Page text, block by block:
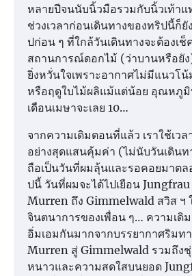
หลายปีจนนับนิ้วมือรวมกับนิ้วเท้า
ช่วงเวลาก่อนเดินทางของทริปนี้ก็
ปก่อน ๆ ที่ใกล้วันเดินทางจะต้องเ
สถานการณ์ดอกไม้ (ว่าบานหรือยัง
ยิ่งหวั่นใจเพราะอากาศไม่มีแนวโ
หรือฤดูใบไม้ผลิแม้แต่น้อย อุณหภู
เดือนเมษาจะเลย 10…
จากความเดิมตอนที่แล้ว เราใช้เว
อย่างสุดแสนคุ้มค่า (ไม่นับวันเดิน
ถือเป็นวันที่ผมลุ้นและรอคอยมาตล
ปนี้ วันที่ผมจะได้ไปเยือน
Murren ถึง Gimmelwald สวิส ฯ
จินตนาการของเพื่อน ๆ… ความเดิ
อิ่มเอมกันมากจากบรรยากาศริมท
Murren สู่ Gimmelwald รวมถึง
หนาวและความสดใสบนยอด